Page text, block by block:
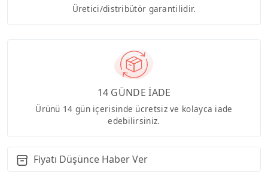
Üretici/distribütör garantilidir.
14 GÜNDE İADE
Ürünü 14 gün içerisinde ücretsiz ve kolayca iade
edebilirsiniz.
Fiyatı Düşünce Haber Ver